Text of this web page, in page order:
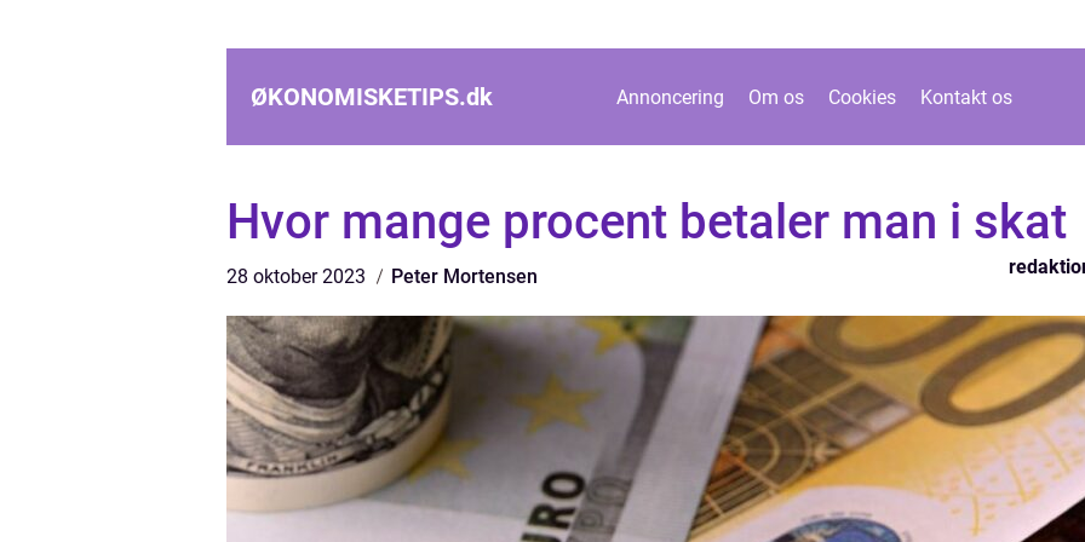
ØKONOMISKETIPS.dk Annoncering Om os Cookies Kontakt os
Hvor mange procent betaler man i skat
28 oktober 2023 Peter Mortensen